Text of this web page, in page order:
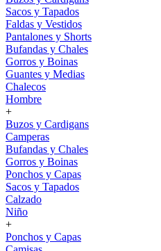
Sacos y Tapados
Faldas y Vestidos
Pantalones y Shorts
Bufandas y Chales
Gorros y Boinas
Guantes y Medias
Chalecos
Hombre
+
Buzos y Cardigans
Camperas
Bufandas y Chales
Gorros y Boinas
Ponchos y Capas
Sacos y Tapados
Calzado
Niño
+
Ponchos y Capas